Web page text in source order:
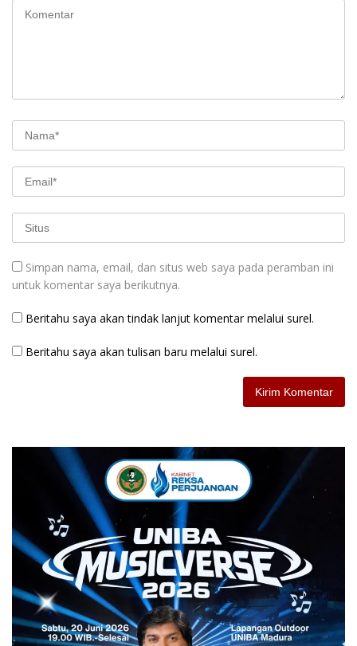
Simpan nama, email, dan situs web saya pada peramban ini
untuk komentar saya berikutnya.
Beritahu saya akan tindak lanjut komentar melalui surel.
Beritahu saya akan tulisan baru melalui surel.